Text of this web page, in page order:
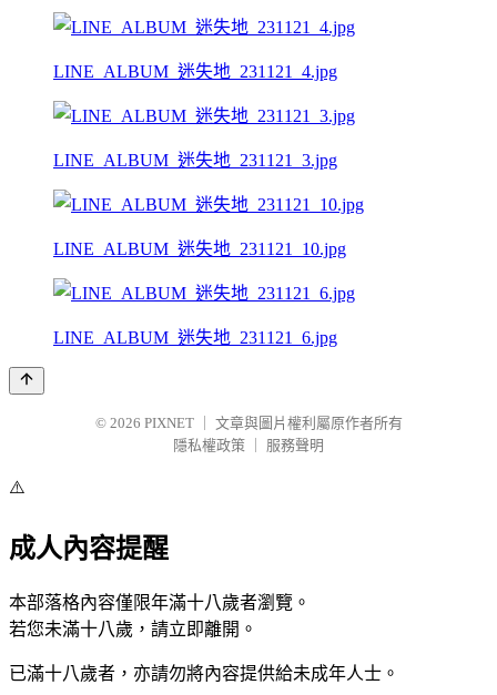
LINE_ALBUM_迷失地_231121_4.jpg
LINE_ALBUM_迷失地_231121_3.jpg
LINE_ALBUM_迷失地_231121_10.jpg
LINE_ALBUM_迷失地_231121_6.jpg
© 2026 PIXNET
文章與圖片權利屬原作者所有
隱私權政策
服務聲明
⚠️
成人內容提醒
本部落格內容僅限年滿十八歲者瀏覽。
若您未滿十八歲，請立即離開。
已滿十八歲者，亦請勿將內容提供給未成年人士。